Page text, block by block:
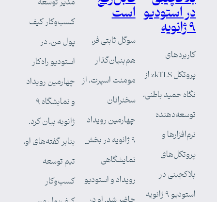
در استودیو
۹ ژانویه
کاربردهای
پروتکل zkTLS از
نگاه حمید باطنی،
توسعه‌دهنده
نرم‌افزارها و
پروتکل‌های
بلاکچینی در
استودیو ۹ ژانویه
است
سوگل ثابتی فر،
هم‌بنیان‌گذار
مومنت اسپرت، از
سخنرانان
چهارمین رویداد
۹ ژانویه در بخش
نمایشگاهی
رویداد و استودیو
کسب‌وکار کیف
پول من، در
استودیو راه‌کار
چهارمین رویداد
و نمایشگاه ۹
ژانویه بیان کرد.
بنابر گفته‌های او،
تیم توسعه
کسب‌وکار